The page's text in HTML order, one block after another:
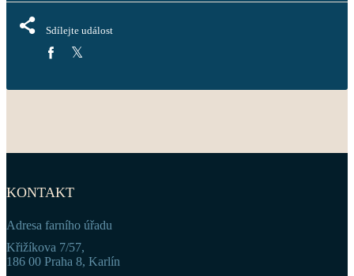
Sdílejte událost
KONTAKT
Adresa farního úřadu
Křižíkova 7/57,
186 00 Praha 8, Karlín